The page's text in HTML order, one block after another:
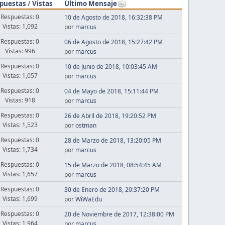
/Vistas Último Mensaje
Respuestas: 0
Vistas: 1,092
10 de Agosto de 2018, 16:32:38 PM
por marcus
Respuestas: 0
Vistas: 996
06 de Agosto de 2018, 15:27:42 PM
por marcus
Respuestas: 0
Vistas: 1,057
10 de Junio de 2018, 10:03:45 AM
por marcus
Respuestas: 0
Vistas: 918
04 de Mayo de 2018, 15:11:44 PM
por marcus
Respuestas: 0
Vistas: 1,523
26 de Abril de 2018, 19:20:52 PM
porostman
Respuestas: 0
Vistas: 1,734
28 de Marzo de 2018, 13:20:05 PM
por marcus
Respuestas: 0
Vistas: 1,657
15 de Marzo de 2018, 08:54:45 AM
por marcus
Respuestas: 0
Vistas: 1,699
30 de Enero de 2018, 20:37:20 PM
porWiWaEdu
Respuestas: 0
Vistas: 1,964
20 de Noviembre de 2017, 12:38:00 PM